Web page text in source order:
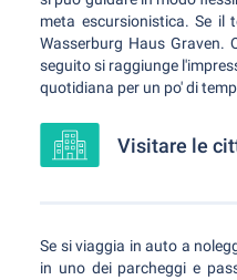
meta escursionistica. Se il
Wasserburg Haus Graven.
seguito si raggiunge
quotidiana per un po' di
Visitare le
Se si viaggia in auto a
in uno dei parcheggi e